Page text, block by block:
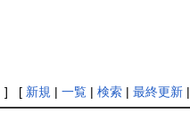
] [ 新規 | 一覧| 検索| 最終更新|